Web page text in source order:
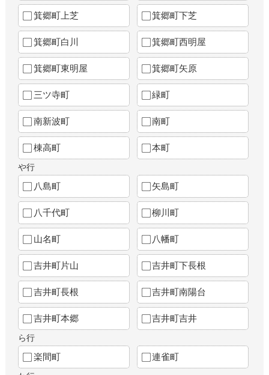
箕郷町上芝 箕郷町下芝
箕郷町白川 箕郷町西明屋
箕郷町東明屋 箕郷町矢原
三ツ寺町 緑町
南新波町 南町
棟高町 本町
や行
八島町 矢島町
八千代町 柳川町
山名町 八幡町
吉井町片山 吉井町下長根
吉井町長根 吉井町南陽台
吉井町本郷 吉井町吉井
ら行
楽間町 連雀町